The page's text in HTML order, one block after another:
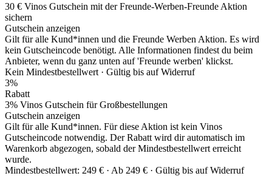
30 € Vinos Gutschein mit der Freunde-Werben-Freunde Aktion
sichern
Gutschein anzeigen
Gilt für alle Kund*innen und die Freunde Werben Aktion. Es wird
kein Gutscheincode benötigt. Alle Informationen findest du beim
Anbieter, wenn du ganz unten auf 'Freunde werben' klickst.
Kein Mindestbestellwert · Gültig bis auf Widerruf
3%
Rabatt
3% Vinos Gutschein für Großbestellungen
Gutschein anzeigen
Gilt für alle Kund*innen. Für diese Aktion ist kein Vinos
Gutscheincode notwendig. Der Rabatt wird dir automatisch im
Warenkorb abgezogen, sobald der Mindestbestellwert erreicht
wurde.
Mindestbestellwert: 249 € · Ab 249 € · Gültig bis auf Widerruf